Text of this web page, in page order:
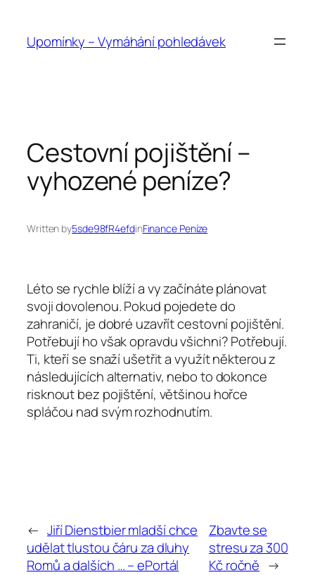
obsahUpomínky – Vymáhání pohledávek
Cestovní pojištění –
vyhozené peníze?
Written by5sde98fR4efdinFinance Peníze
Léto se rychle blíží a vy začínáte plánovat
svoji dovolenou. Pokud pojedete do
zahraničí, je dobré uzavřít cestovní pojištění.
Potřebují ho však opravdu všichni? Potřebují.
Ti, kteří se snaží ušetřit a využít některou z
následujících alternativ, nebo to dokonce
risknout bez pojištění, většinou hořce
spláčou nad svým rozhodnutím.
← Jiří Dienstbier mladší chce
udělat tlustou čáru za dluhy
Romů a dalších … – ePortál
Zbavte se
stresu za 300
Kč ročně →